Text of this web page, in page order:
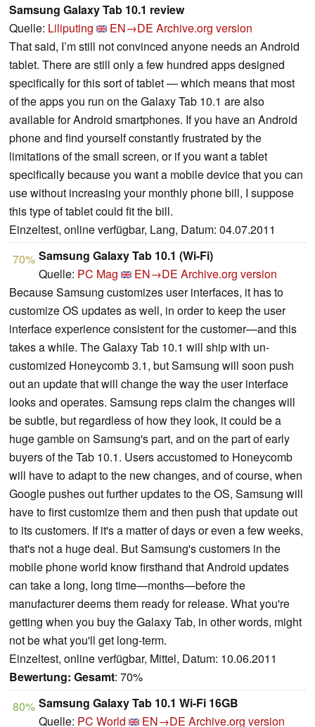
Samsung Galaxy Tab 10.1 review
Quelle: Liliputing EN→DE Archive.org version
That said, I’m still not convinced anyone needs an Android
tablet. There are still only a few hundred apps designed
specifically for this sort of tablet — which means that most
of the apps you run on the Galaxy Tab 10.1 are also
available for Android smartphones. If you have an Android
phone and find yourself constantly frustrated by the
limitations of the small screen, or if you want a tablet
specifically because you want a mobile device that you can
use without increasing your monthly phone bill, I suppose
this type of tablet could fit the bill.
Einzeltest, online verfügbar, Lang, Datum: 04.07.2011
70% Samsung Galaxy Tab 10.1 (Wi-Fi)
Quelle: PC Mag EN→DE Archive.org version
Because Samsung customizes user interfaces, it has to
customize OS updates as well, in order to keep the user
interface experience consistent for the customer—and this
takes a while. The Galaxy Tab 10.1 will ship with un-
customized Honeycomb 3.1, but Samsung will soon push
out an update that will change the way the user interface
looks and operates. Samsung reps claim the changes will
be subtle, but regardless of how they look, it could be a
huge gamble on Samsung's part, and on the part of early
buyers of the Tab 10.1. Users accustomed to Honeycomb
will have to adapt to the new changes, and of course, when
Google pushes out further updates to the OS, Samsung will
have to first customize them and then push that update out
to its customers. If it's a matter of days or even a few weeks,
that's not a huge deal. But Samsung's customers in the
mobile phone world know firsthand that Android updates
can take a long, long time—months—before the
manufacturer deems them ready for release. What you're
getting when you buy the Galaxy Tab, in other words, might
not be what you'll get long-term.
Einzeltest, online verfügbar, Mittel, Datum: 10.06.2011
Bewertung: Gesamt: 70%
80% Samsung Galaxy Tab 10.1 Wi-Fi 16GB
Quelle: PC World EN→DE Archive.org version